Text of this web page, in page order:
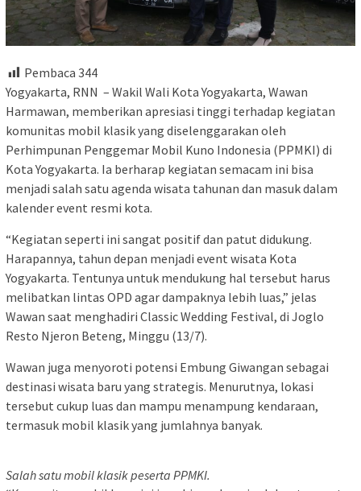
Pembaca 344
Yogyakarta, RNN – Wakil Wali Kota Yogyakarta, Wawan
Harmawan, memberikan apresiasi tinggi terhadap kegiatan
komunitas mobil klasik yang diselenggarakan oleh
Perhimpunan Penggemar Mobil Kuno Indonesia (PPMKI) di
Kota Yogyakarta. Ia berharap kegiatan semacam ini bisa
menjadi salah satu agenda wisata tahunan dan masuk dalam
kalender event resmi kota.
“Kegiatan seperti ini sangat positif dan patut didukung.
Harapannya, tahun depan menjadi event wisata Kota
Yogyakarta. Tentunya untuk mendukung hal tersebut harus
melibatkan lintas OPD agar dampaknya lebih luas,” jelas
Wawan saat menghadiri Classic Wedding Festival, di Joglo
Resto Njeron Beteng, Minggu (13/7).
Wawan juga menyoroti potensi Embung Giwangan sebagai
destinasi wisata baru yang strategis. Menurutnya, lokasi
tersebut cukup luas dan mampu menampung kendaraan,
termasuk mobil klasik yang jumlahnya banyak.
Salah satu mobil klasik peserta PPMKI.